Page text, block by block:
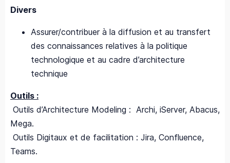
Divers
Assurer/contribuer à la diffusion et au transfert
des connaissances relatives à la politique
technologique et au cadre d’architecture
technique
Outils :
Outils d’Architecture Modeling : Archi, iServer, Abacus,
Mega.
Outils Digitaux et de facilitation : Jira, Confluence,
Teams.